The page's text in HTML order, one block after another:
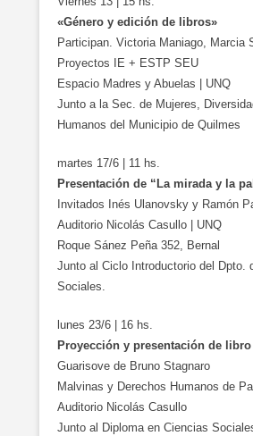
«Género y edición de libros»
Participan. Victoria Maniago, Marcia
Proyectos IE + ESTP SEU
Espacio Madres y Abuelas | UNQ
Junto a la Sec. de Mujeres,
Humanos del Municipio de Quilmes
martes 17/6 | 11 hs.
Presentación de “La mirada y la
Invitados Inés Ulanovsky y Ramón
Auditorio Nicolás Casullo | UNQ
Roque Sánez Peña 352, Bernal
Junto al Ciclo Introductorio del Dpto.
Sociales.
lunes 23/6 | 16 hs.
Proyección y presentación de libro
Guarisove de Bruno Stagnaro
Malvinas y Derechos Humanos de
Auditorio Nicolás Casullo
Junto al Diploma en Ciencias